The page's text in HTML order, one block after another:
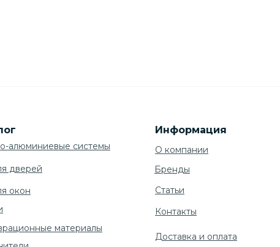
Информация
алюминиевые системы
дверей
окон
материалы
О компании
Cтатьи
Контакты
Доставка и оплата
Бренды